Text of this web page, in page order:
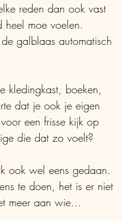
reden dan ook vast
moe voelen.
galblaas automatisch
kledingkast, boeken,
dat je ook je eigen
een frisse kijk op
die dat zo voelt?
ook wel eens gedaan.
te doen, het is er niet
meer aan wie...